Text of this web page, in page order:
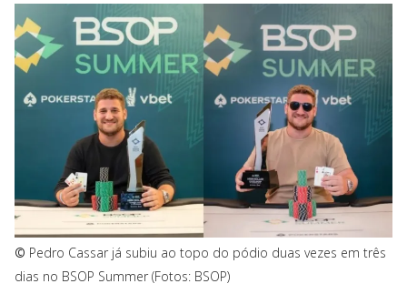
© Pedro Cassar já subiu ao topo do pódio duas vezes em três
dias no BSOP Summer (Fotos: BSOP)